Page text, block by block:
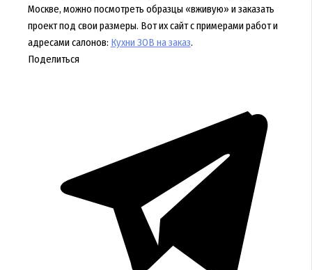
Москве, можно посмотреть образцы «вживую» и заказать
проект под свои размеры. Вот их сайт с примерами работ и
адресами салонов: Кухни ЗОВ на заказ.
Поделиться